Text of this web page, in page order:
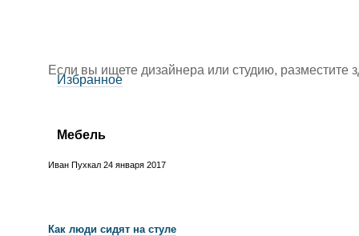
Если вы ищете дизайнера или студию, разместите
Избранное
Мебель
Иван Пухкал 24 января 2017
Как люди сидят на стуле